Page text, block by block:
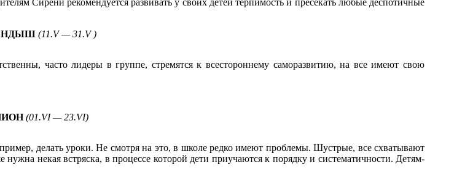
(11.V — 31.V )
часто лидеры в группе, стремятся к всестороннему саморазвитию, на все имеют свою
(01.VI — 23.VI)
делать уроки. Не смотря на это, в школе редко имеют проблемы. Шустрые, все схватывают
некая встряска, в процессе которой дети приучаются к порядку и систематичности. Детям-